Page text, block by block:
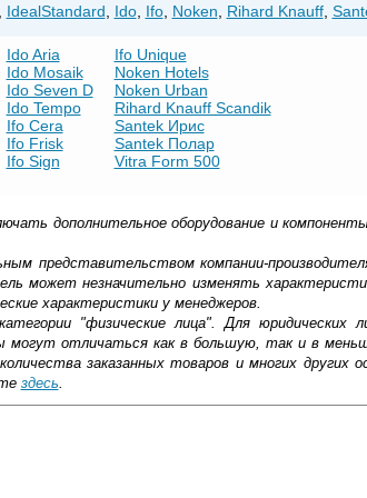
IdealStandard Ido, Ifo, Noken Rihard Knauff,
Ido Aria
Ido Mosaik
Ido Seven D
Ido Tempo
Ifo Cera
Ifo Frisk
Ifo Sign
Ifo Unique
Noken Hotels
Noken Urban
Rihard Knauff Scandik
Santek Ирис
Santek Полар
Vitra Form 500
дополнительное оборудование и
представительством компании-
может незначительно изменять
характеристики у менеджеров.
"физические лица". Для юридических
могут отличаться как в большую, так и в
заказанных товаров и многих других
здесь
— практичный и в то же время эстетичный
можно повысить уровень комфорта в ванной
достаточно обычных бытовых моющих
крышек для унитаза. На первый